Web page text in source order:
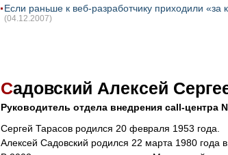
Если раньше к веб-разработчику приходили
(04.12.2007)
Садовский Алексей
Руководитель отдела внедрения call-центра
Сергей Тарасов родился 20 февраля 1953 года.
Алексей Садовский родился 22 марта 1980 года